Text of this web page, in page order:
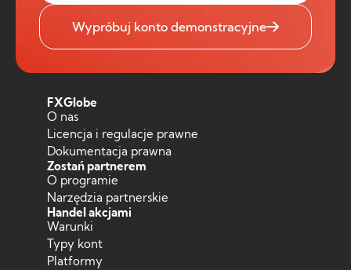
Wypróbuj konto demonstracyjne
FXGlobe
O nas
Licencja i regulacje prawne
Dokumentacja prawna
Zostań partnerem
O programie
Narzędzia partnerskie
Handel akcjami
Warunki
Typy kont
Platformy